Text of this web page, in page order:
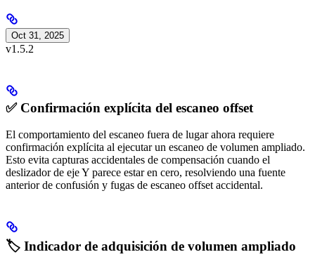
Oct 31, 2025
v1.5.2
✅ Confirmación explícita del escaneo offset
El comportamiento del escaneo fuera de lugar ahora requiere
confirmación explícita al ejecutar un escaneo de volumen ampliado.
Esto evita capturas accidentales de compensación cuando el
deslizador de eje Y parece estar en cero, resolviendo una fuente
anterior de confusión y fugas de escaneo offset accidental.
🏷️ Indicador de adquisición de volumen ampliado